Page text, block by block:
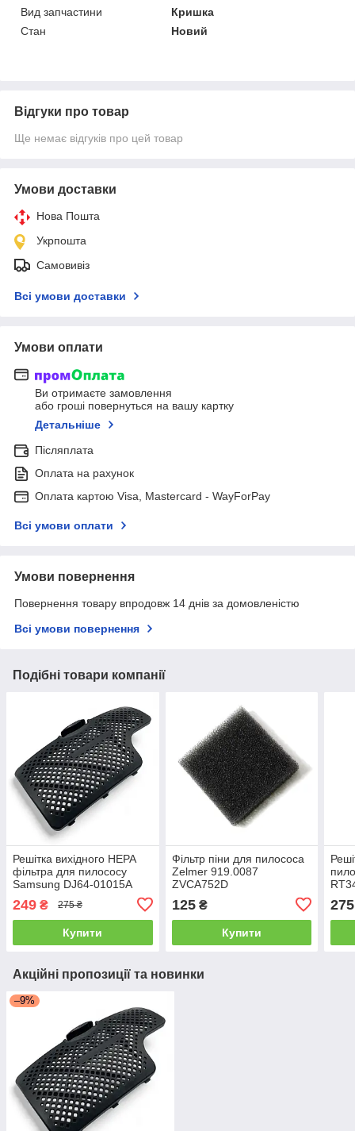
Вид запчастини
Кришка
Стан
Новий
Відгуки про товар
Ще немає відгуків про цей товар
Умови доставки
Нова Пошта
Укрпошта
Самовивіз
Всі умови доставки
Умови оплати
Ви отримаєте замовлення
або гроші повернуться на вашу картку
Детальніше
Післяплата
Оплата на рахунок
Оплата картою Visa, Mastercard - WayForPay
Всі умови оплати
Умови повернення
Повернення товару впродовж 14 днів за домовленістю
Всі умови повернення
Подібні товари компанії
Решітка вихідного HEPA
фільтра для пилососу
Samsung DJ64-01015A
249 ₴ 275 ₴
Купити
Фільтр піни для пилососа
Zelmer 919.0087
ZVCA752D
125₴
Купити
275
Акційні пропозиції та новинки
–9%